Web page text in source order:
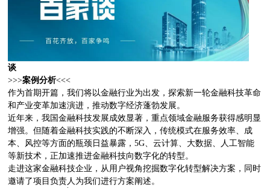
谈
>>>案例分析<<<
作为首期开篇，我们将以金融行业为出发，探索新一轮金融科技革命
和产业变革加速演进，推动数字经济蓬勃发展。
近年来，我国金融科技发展成效显著，重点领域金融服务获得感明显
增强。但随着金融科技实践的不断深入，传统模式在服务效率、成
本、风控等方面的瓶颈日益暴露，5G、云计算、大数据、人工智能
等新技术，正加速推进金融科技向数字化的转型。
走进这家金融科技企业，从用户视角挖掘数字化转型解决方案，同时
邀请了项目负责人为我们进行方案阐述。